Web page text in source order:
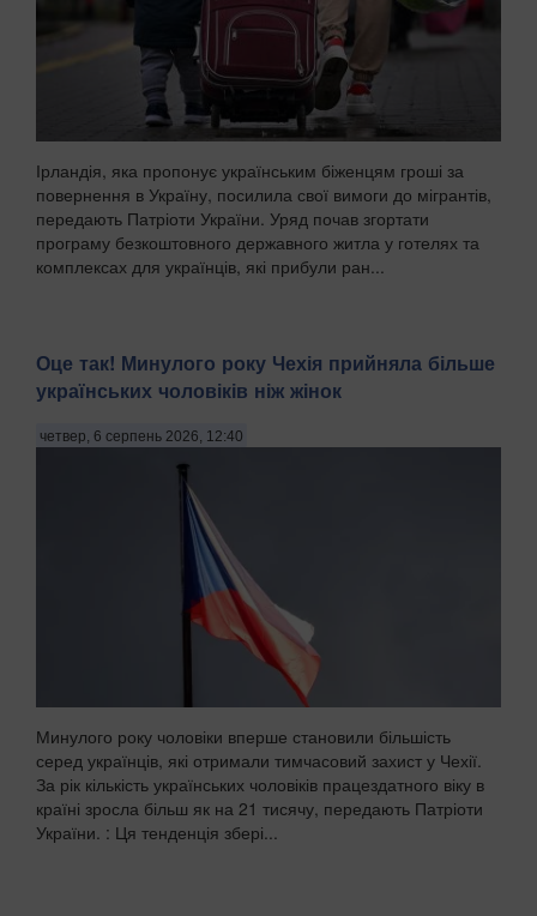
Ірландія, яка пропонує українським біженцям гроші за
повернення в Україну, посилила свої вимоги до мігрантів,
передають Патріоти України. Уряд почав згортати
програму безкоштовного державного житла у готелях та
комплексах для українців, які прибули ран...
Оце так! Минулого року Чехія прийняла більше
українських чоловіків ніж жінок
четвер, 6 серпень 2026, 12:40
Минулого року чоловіки вперше становили більшість
серед українців, які отримали тимчасовий захист у Чехії.
За рік кількість українських чоловіків працездатного віку в
країні зросла більш як на 21 тисячу, передають Патріоти
України. : Ця тенденція збері...